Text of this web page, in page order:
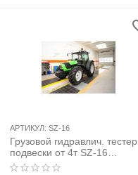
АРТИКУЛ: SZ-16
Грузовой гидравлич. тестер
подвески от 4т SZ-16
UNIMETAL